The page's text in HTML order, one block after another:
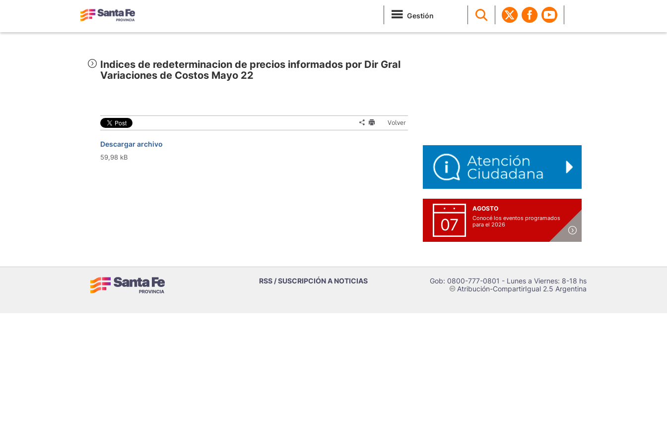
Gestión
Indices de redeterminacion de precios informados por Dir Gral
Variaciones de Costos Mayo 22
Volver
Descargar archivo
59,98 kB
07
AGOSTO
Conocé los eventos programados
para el 2026
RSS / SUSCRIPCIÓN A NOTICIAS Gob: 0800-777-0801 - Lunes a Viernes: 8-18 hs
cAtribución-CompartirIgual 2.5 Argentina